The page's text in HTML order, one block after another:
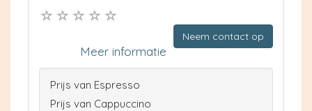
Neem contact op
Meer informatie
Prijs van Espresso
Prijs van Cappuccino